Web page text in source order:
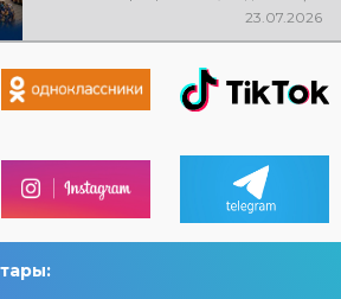
өтеді! Баршаңызды мерекелік
23.07.2026